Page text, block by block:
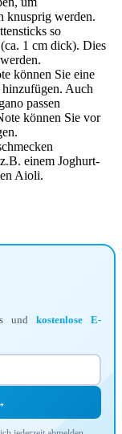
knusprig werden.
so
1 cm dick). Dies
können Sie eine
Auch
passen
können Sie vor
einem Joghurt-
Aioli.
undkostenlose E-